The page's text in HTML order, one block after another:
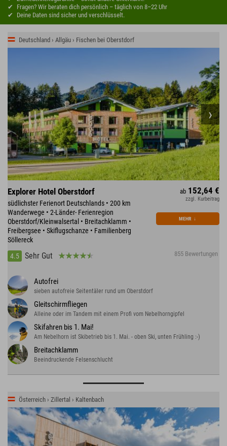
Fragen? Wir beraten dich persönlich – täglich von 8–22 Uhr
Deine Daten sind sicher und verschlüsselt.
Deutschland › Allgäu › Fischen bei Oberstdorf
Explorer Hotel Oberstdorf
südlichster Ferienort Deutschlands • 200 km
Wanderwege • 2-Länder- Ferienregion
Oberstdorf/Kleinwalsertal • Breitachklamm •
Freibergsee • Skiflugschanze • Familienberg
Söllereck
4.5
Sehr Gut 855 Bewertungen
ab 152,64 €
zzgl. Kurbeitrag
MEHR ↓
Autofrei
sieben autofreie Seitentäler rund um Oberstdorf
Gleitschirmfliegen
Alleine oder im Tandem mit einem Profi vom Nebelhorngipfel
Skifahren bis 1. Mai!
Am Nebelhorn ist Skibetrieb bis 1. Mai. - oben Ski, unten Frühling :-)
Breitachklamm
Beeindruckende Felsenschlucht
Österreich › Zillertal › Kaltenbach